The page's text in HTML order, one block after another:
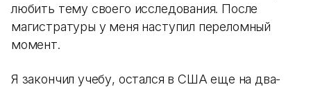
любить тему своего исследования. После
магистратуры у меня наступил переломный
момент.
Я закончил учебу, остался в США еще на два-